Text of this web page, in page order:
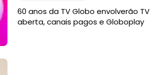
60 anos da TV Globo envolverão TV
aberta, canais pagos e Globoplay